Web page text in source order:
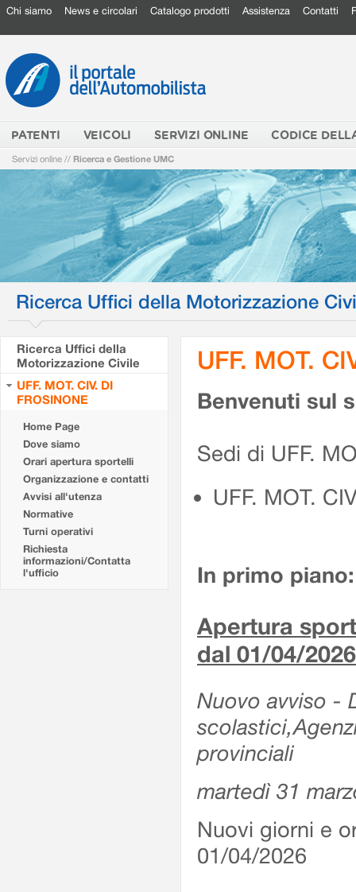
Chi siamo News e circolari Catalogo prodotti Assistenza Contatti
PATENTI VEICOLI SERVIZI ONLINE CODICE
Servizi online // Ricerca e Gestione UMC
Ricerca Uffici della Motorizzazione
Ricerca Uffici della
Motorizzazione Civile
UFF. MOT. CIV. DI
FROSINONE
Home Page
Dove siamo
Orari apertura sportelli
Organizzazione e contatti
Avvisi all'utenza
Normative
Turni operativi
Richiesta
informazioni/Contatta
l'ufficio
UFF. MOT.
Benvenuti sul
Sedi di UFF.
UFF. MOT.
In primo piano:
Apertura
dal 01/04/2026
Nuovo avviso -
provinciali
martedì 31
Nuovi giorni e
01/04/2026